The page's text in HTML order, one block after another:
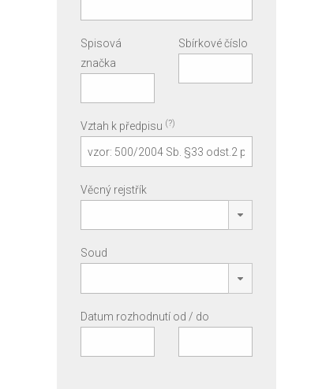
Spisová
značka
Sbírkové číslo
Vztah k předpisu (?)
Věcný rejstřík
Soud
Datum rozhodnutí od / do